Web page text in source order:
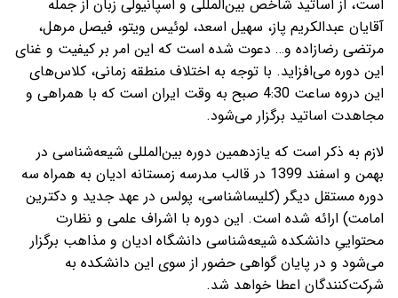
است، از اساتید شاخص بین‌المللی و اسپانیولی زبان از جمله
آقایان عبدالکریم پاز، سهیل اسعد، لوئیس ویتو، فیصل مرهل،
مرتضی رضازاده و… دعوت شده است که این امر بر کیفیت و غنای
این دوره می‌افزاید. با توجه به اختلاف منطقه زمانی، کلاس‌های
این دروه ساعت 4:30 صبح به وقت ایران است که با همراهی و
مجاهدت اساتید برگزار می‌شود.
لازم به ذکر است که یازدهمین دوره بینالمللی شیعهشناسی در
بهمن و اسفند 1399 در قالب مدرسه زمستانه ادیان به همراه سه
دوره مستقل دیگر (کلیساشناسی، پولس در عهد جدید و دکترین
امامت) ارائه شده است. این دوره با اشراف علمی و نظارت
محتواییِ دانشکده شیعهشناسی دانشگاه ادیان و مذاهب برگزار
میشود و در پایان گواهی حضور از سوی این دانشکده به
شرکتکنندگان اعطا خواهد شد.